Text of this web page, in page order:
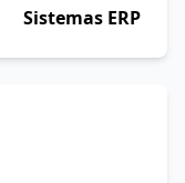
Sistemas ERP